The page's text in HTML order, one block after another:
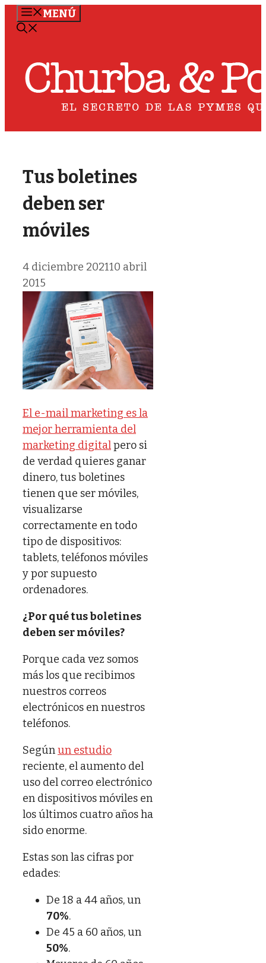
Saltar
MENÚ
Tus boletines
deben ser
móviles
4 diciembre 202110 abril
2015
El e-mail marketing es la
mejor herramienta del
marketing digitalpero si
de verdad quieres ganar
dinero, tus boletines
tienen que ser móviles,
visualizarse
correctamente en todo
tipo de dispositivos:
tablets, teléfonos móviles
y por supuesto
ordenadores.
¿Por qué tus boletines
deben ser móviles?
Porque cada vez somos
más los que recibimos
nuestros correos
electrónicos en nuestros
teléfonos.
Segúnun estudio
reciente, el aumento del
uso del correo electrónico
en dispositivos móviles en
los últimos cuatro años ha
sido enorme.
Estas son las cifras por
edades:
De 18 a 44 años, un
70%.
De 45 a 60 años, un
50%.